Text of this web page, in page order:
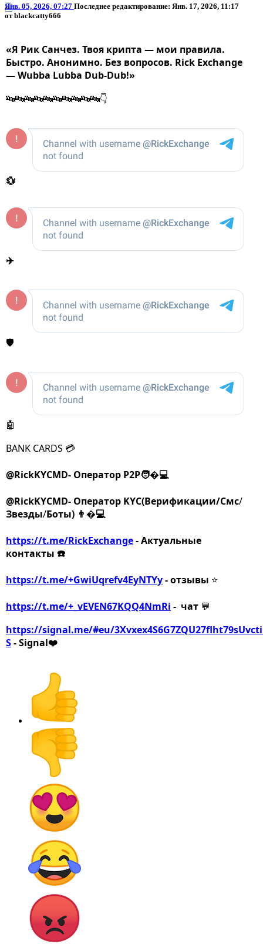
Янв. 05, 2026, 07:27 Последнее редактирование: Янв. 17, 2026, 11:17
от blackcatty666
«Я Рик Санчез. Твоя крипта — мои правила.
Быстро. Анонимно. Без вопросов. Rick Exchange
— Wubba Lubba Dub-Dub!»
🔤🔤🔤🔤🔤🔤🔤🔤🔤🔤👇
💱
✈️
🛡
🤖
BANK CARDS 💳
@RickKYCMD- Оператор P2P🧑�💻
@RickKYCMD- Оператор KYC(Верификации/Смс/
Звезды/Боты) 👨�💻
https://t.me/RickExchange- Актуальные
контакты ☎️
https://t.me/+GwiUqrefv4EyNTYy- отзывы ⭐️
https://t.me/+_vEVEN67KQQ4NmRi - чат 💬
https://signal.me/#eu/
S- Signal❤️